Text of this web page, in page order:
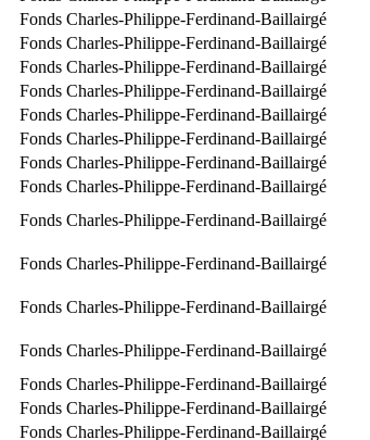
Fonds Charles-Philippe-Ferdinand-Baillairgé
Fonds Charles-Philippe-Ferdinand-Baillairgé
Fonds Charles-Philippe-Ferdinand-Baillairgé
Fonds Charles-Philippe-Ferdinand-Baillairgé
Fonds Charles-Philippe-Ferdinand-Baillairgé
Fonds Charles-Philippe-Ferdinand-Baillairgé
Fonds Charles-Philippe-Ferdinand-Baillairgé
Fonds Charles-Philippe-Ferdinand-Baillairgé
Fonds Charles-Philippe-Ferdinand-Baillairgé
Fonds Charles-Philippe-Ferdinand-Baillairgé
Fonds Charles-Philippe-Ferdinand-Baillairgé
Fonds Charles-Philippe-Ferdinand-Baillairgé
Fonds Charles-Philippe-Ferdinand-Baillairgé
Fonds Charles-Philippe-Ferdinand-Baillairgé
Fonds Charles-Philippe-Ferdinand-Baillairgé